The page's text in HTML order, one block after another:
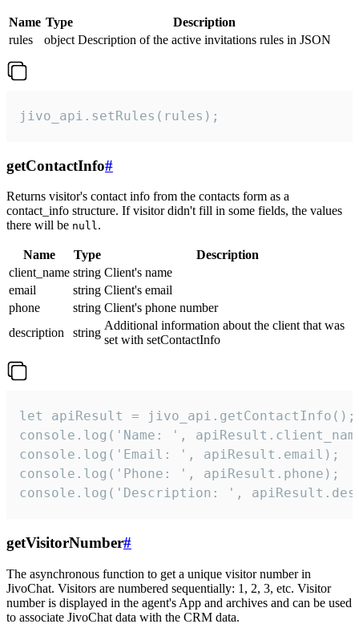
Name Type
Description
rules
object Description of the active invitations rules in JSON
jivo_api.setRules(rules);
getContactInfo#
Returns visitor's contact info from the contacts form as a
contact_info structure. If visitor didn't fill in some fields, the values
there will be null.
Name Type
Description
client_name string Client's name
email
string Client's email
phone
string Client's phone number
description
string
Additional information about the client that was
set with setContactInfo
let apiResult = jivo_api.getContactInfo();
console.log('Name: ',
console.log('Email: ', apiResult.email);
console.log('Phone: ', apiResult.phone);
console.log('Description: ',
getVisitorNumber#
The asynchronous function to get a unique visitor number in
JivoChat. Visitors are numbered sequentially: 1, 2, 3, etc. Visitor
number is displayed in the agent's App and archives and can be used
to associate JivoChat data with the CRM data.